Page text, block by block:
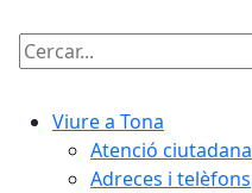
Cercar:
Viure a Tona
Atenció ciutadana
Adreces i telèfons